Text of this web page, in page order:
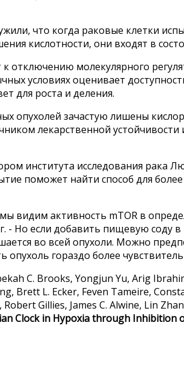
что когда раковые клетки
кислотности, они входят в
отключению молекулярного
условиях оценивает
для роста и деления.
опухолей зачастую лишены
лекарственной
института исследования рака
поможет найти способ для
видим активность mTOR в
- Но если добавить пищевую соду
во всей опухоли. Можно
опухоль гораздо более
C. Brooks, Yongjun Yu, Arig
Brett L. Ecker, Feven Tameire,
Gillies, James C. Alwine, Lin
Clock in Hypoxia through Inhibition